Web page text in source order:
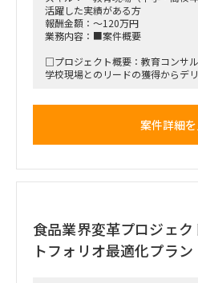
■商流
元請会社→ランサーズ
活躍した実績がある方
報酬金額：～120万円
業務内容：■案件概要
□プロジェクト概要：教育コンサ
学校現場とのリードの獲得からデリ
校）向けにコンサルとして案件詳細
食品業界変革プロジェ
トフォリオ最適化プラン